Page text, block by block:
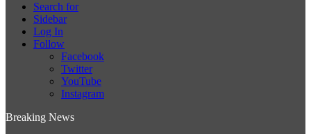
Search for
Sidebar
Log In
Follow
Facebook
Twitter
YouTube
Instagram
Breaking News